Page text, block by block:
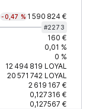
-0,47 % 1 590 824 €
#2273
160 €
0,01 %
0 %
12 494 819 LOYAL
20 571 742LOYAL
2 619 167 €
0,127316 €
0,127567 €